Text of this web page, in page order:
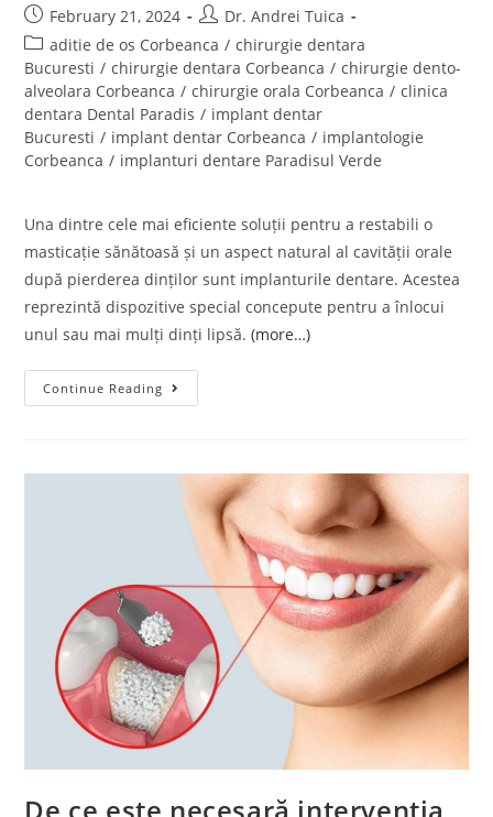
February 21, 2024
Dr. Andrei Tuica
aditie de os Corbeanca / chirurgie dentara
Bucuresti / chirurgie dentara Corbeanca / chirurgie dento-
alveolara Corbeanca / chirurgie orala Corbeanca / clinica
dentara Dental Paradis / implant dentar
Bucuresti / implant dentar Corbeanca / implantologie
Corbeanca / implanturi dentare Paradisul Verde
Una dintre cele mai eficiente soluții pentru a restabili o
masticație sănătoasă și un aspect natural al cavității orale
după pierderea dinților sunt implanturile dentare. Acestea
reprezintă dispozitive special concepute pentru a înlocui
unul sau mai mulți dinți lipsă.(more…)
Continue Reading